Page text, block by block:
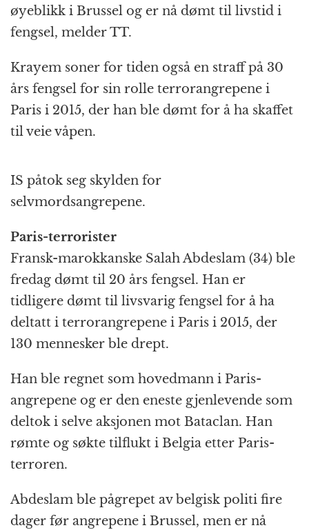
øyeblikk i Brussel og er nå dømt til livstid i
fengsel, melder TT.
Krayem soner for tiden også en straff på 30
års fengsel for sin rolle terrorangrepene i
Paris i 2015, der han ble dømt for å ha skaffet
til veie våpen.
IS påtok seg skylden for
selvmordsangrepene.
Paris-terrorister
Fransk-marokkanske Salah Abdeslam (34) ble
fredag dømt til 20 års fengsel. Han er
tidligere dømt til livsvarig fengsel for å ha
deltatt i terrorangrepene i Paris i 2015, der
130 mennesker ble drept.
Han ble regnet som hovedmann i Paris-
angrepene og er den eneste gjenlevende som
deltok i selve aksjonen mot Bataclan. Han
rømte og søkte tilflukt i Belgia etter Paris-
terroren.
Abdeslam ble pågrepet av belgisk politi fire
dager før angrepene i Brussel, men er nå